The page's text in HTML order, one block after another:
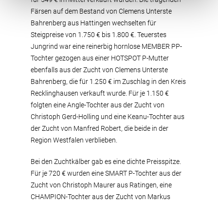
Färsen auf dem Bestand von Clemens Unterste
Bahrenberg aus Hattingen wechselten für
Steigpreise von 1.750 € bis 1.800 €. Teuerstes
Jungrind war eine reinerbig hornlose MEMBER PP-
Tochter gezogen aus einer HOTSPOT P-Mutter
ebenfalls aus der Zucht von Clemens Unterste
Bahrenberg, die für 1.250 € im Zuschlag in den Kreis
Recklinghausen verkauft wurde. Für je 1.150 €
folgten eine Angle-Tochter aus der Zucht von
Christoph Gerd-Holling und eine Keanu-Tochter aus
der Zucht von Manfred Robert, die beide in der
Region Westfalen verblieben.
Bei den Zuchtkälber gab es eine dichte Preisspitze.
Für je 720 € wurden eine SMART P-Tochter aus der
Zucht von Christoph Maurer aus Ratingen, eine
CHAMPION-Tochter aus der Zucht von Markus